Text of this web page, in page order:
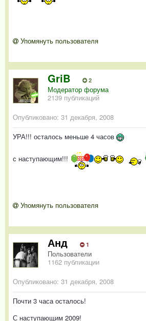
Упомянуть пользователя
GriB 2
Модератор форума
2139 публикаций
Опубликовано: 31 декабря, 2008
УРА!!! осталось меньше 4 часов
с наступающим!!!
Упомянуть пользователя
Анд 1
Пользователи
1162 публикации
Опубликовано: 31 декабря, 2008
Почти 3 часа осталось!
С наступающим 2009!